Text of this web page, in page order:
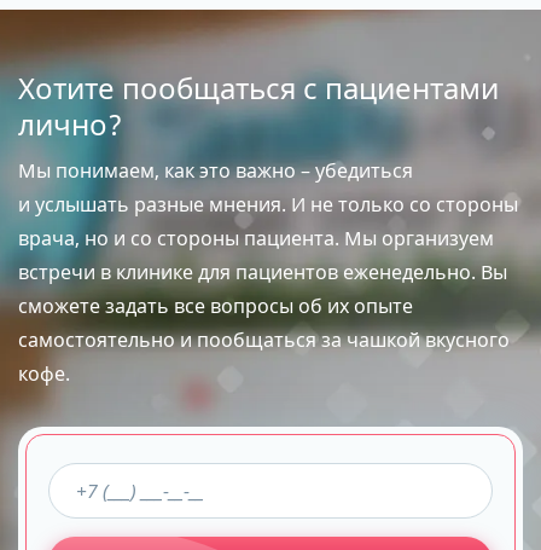
Хотите пообщаться с пациентами
лично?
Мы понимаем, как это важно – убедиться
и услышать разные мнения. И не только со стороны
врача, но и со стороны пациента. Мы организуем
встречи в клинике для пациентов еженедельно. Вы
сможете задать все вопросы об их опыте
самостоятельно и пообщаться за чашкой вкусного
кофе.